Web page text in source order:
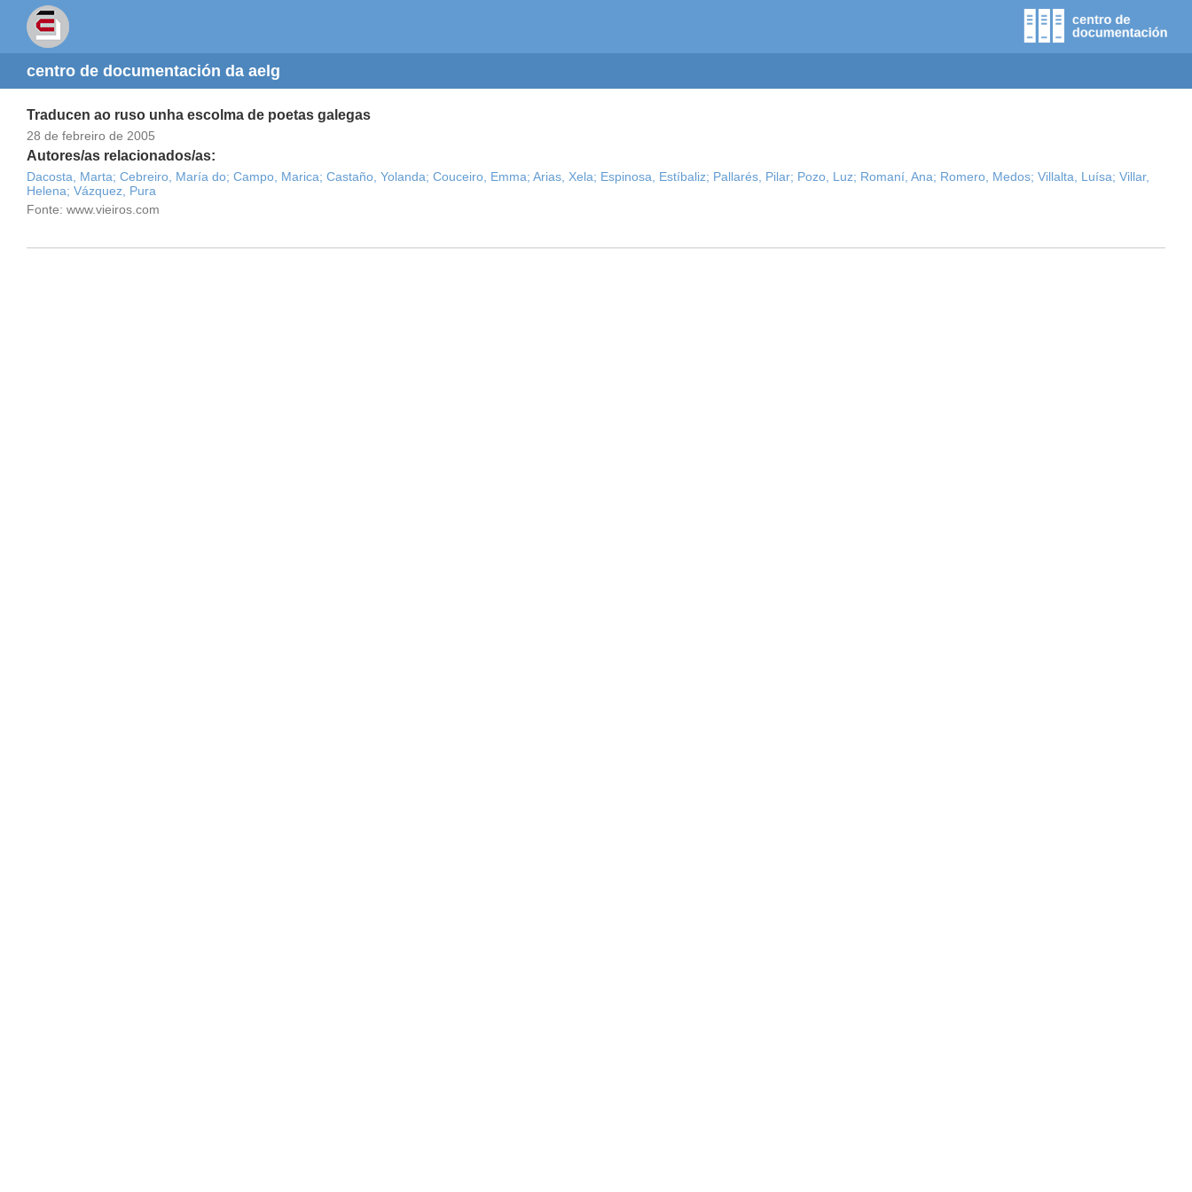
centro de documentación da aelg
Traducen ao ruso unha escolma de poetas galegas
28 de febreiro de 2005
Autores/as relacionados/as:
Dacosta, Marta; Cebreiro, María do; Campo, Marica; Castaño, Yolanda; Couceiro, Emma; Arias, Xela; Espinosa, Estíbaliz; Pallarés, Pilar; Pozo, Luz; Romaní, Ana; Romero, Medos; Villalta, Luísa; Villar,
Helena; Vázquez, Pura
Fonte: www.vieiros.com